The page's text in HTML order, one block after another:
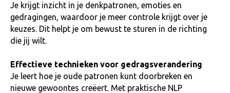
Je krijgt inzicht in je denkpatronen, emoties en
gedragingen, waardoor je meer controle krijgt over je
keuzes. Dit helpt je om bewust te sturen in de richting
die jij wilt.
Effectieve technieken voor gedragsverandering
Je leert hoe je oude patronen kunt doorbreken en
nieuwe gewoontes creëert. Met praktische NLP